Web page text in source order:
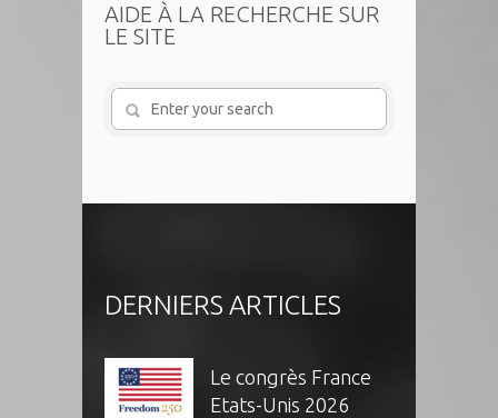
AIDE À LA RECHERCHE SUR
LE SITE
DERNIERS ARTICLES
Le congrès France
Etats-Unis 2026